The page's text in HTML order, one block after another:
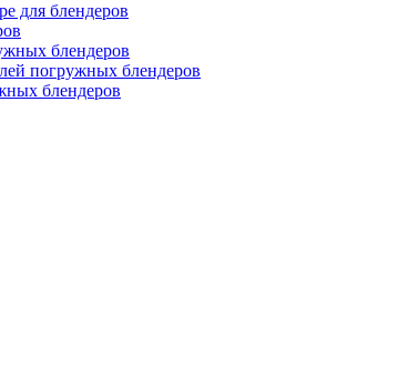
для блендеров
блендеров
погружных блендеров
блендеров